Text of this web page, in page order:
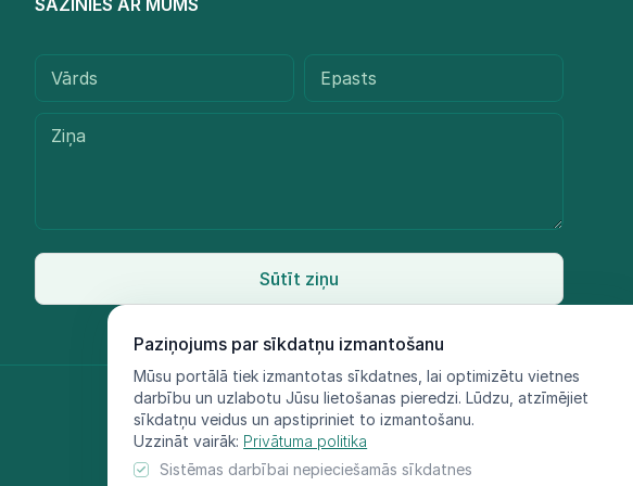
Paziņojums par sīkdatņu izmantošanu
Mūsu portālā tiek izmantotas sīkdatnes, lai optimizētu vietnes
darbību un uzlabotu Jūsu lietošanas pieredzi. Lūdzu, atzīmējiet
sīkdatņu veidus un apstipriniet to izmantošanu.
Uzzināt vairāk: Privātuma politika
Sistēmas darbībai nepieciešamās sīkdatnes
SAZINIES AR MUMS
Sūtīt ziņu